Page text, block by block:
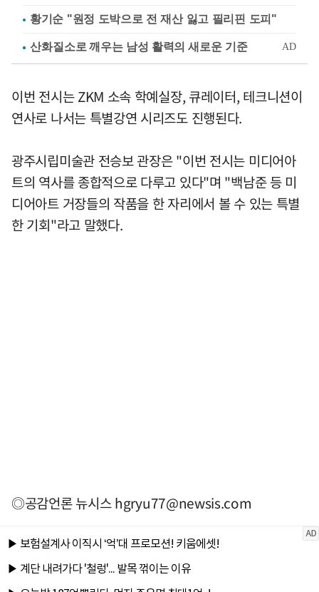
황기순 "원정 도박으로 전 재산 잃고 필리핀 도피"
이번 전시는 ZKM 소속 학예실장, 큐레이터, 테크니션이
연사로 나서는 특별강연 시리즈도 진행된다.
광주시립미술관 전승보 관장은 "이번 전시는 미디어아
트의 역사를 종합적으로 다루고 있다"며 "백남준 등 미
디어아트 거장들의 작품을 한 자리에서 볼 수 있는 특별
한 기회"라고 말했다.
◎공감언론 뉴시스hgryu77@newsis.com